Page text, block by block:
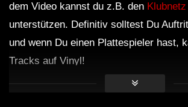
dem Video kannst du z.B. den
unterstützen. Definitiv solltest Du
und wenn Du einen Plattespieler hast,
Tracks auf Vinyl!